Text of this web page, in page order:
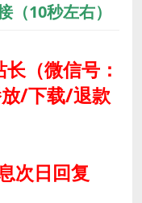
（10秒左右）
长（微信号：
/下载/退款
次日回复